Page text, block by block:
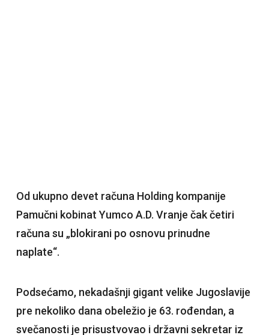
Od ukupno devet računa Holding kompanije
Pamučni kobinat Yumco A.D. Vranje čak četiri
računa su „blokirani po osnovu prinudne
naplate“.
Podsećamo, nekadašnji gigant velike Jugoslavije
pre nekoliko dana obeležio je 63. rođendan, a
svečanosti je prisustvovao i državni sekretar iz